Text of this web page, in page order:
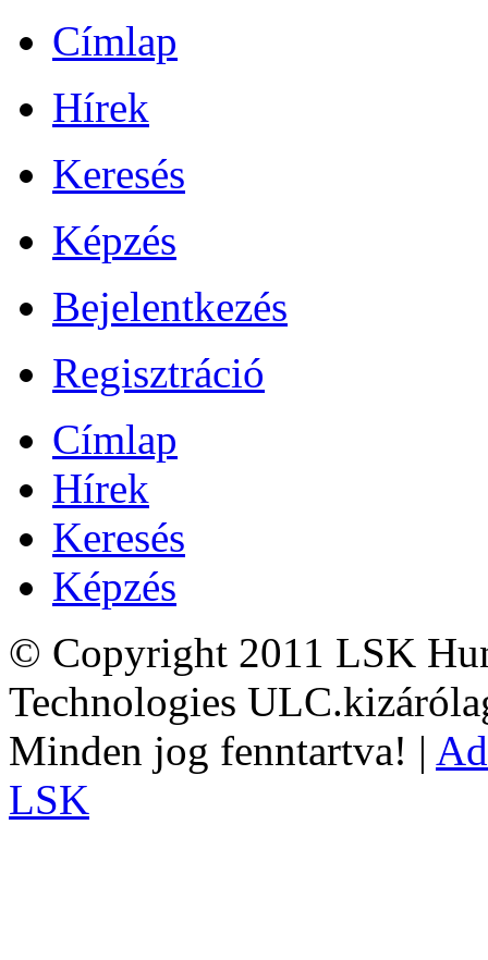
Címlap
Hírek
Keresés
Képzés
Bejelentkezés
Regisztráció
Címlap
Hírek
Keresés
Képzés
© Copyright 2011 LSK
Technologies
Minden jog fenntartva! |
LSK